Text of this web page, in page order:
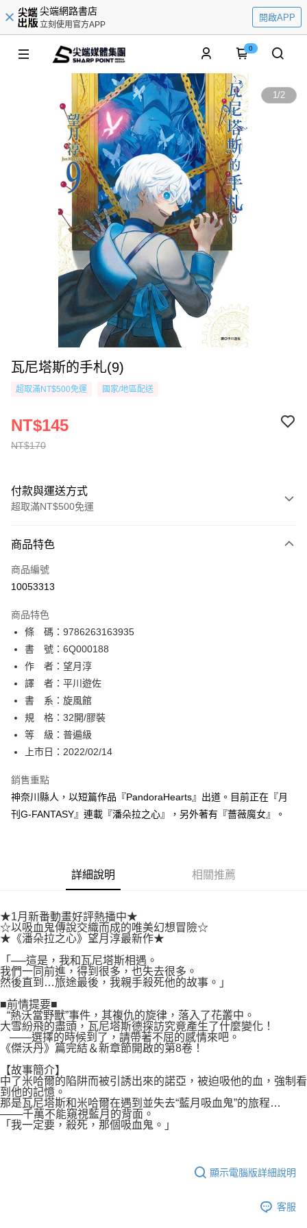
尖端網路書店
立刻使用官方APP
開啟APP
0
1/2
瓦尼塔斯的手札(9)
超取滿NT$500免運 國家/地區配送
NT$170
NT$145
付款與運送方式
超取滿NT$500免運
信用卡一次付款
超商取貨付款
相關說明
【關於「AFTEE先享後付」】
AFTEE先享後付是「在收到商品之後才付款」的支付方式。 讓您購物簡單
便利好安心！
１．簡單：不需註冊會員、不需綁卡、不需儲值。
２．便利：只要手機號碼，簡訊認證，即可結帳。
３．安心：先確認商品／服務後，再付款。
【「AFTEE先享後付」結帳流程】
１．於結帳方式選擇「AFTEE先享後付」後，將跳轉至「AFTEE先享後付」
結帳頁面，進行簡訊認證並確認金額後，即可完成結帳。
２．訂單成立數日內，您將收到繳費通知簡訊。
ATM／網路銀行／等多元方式進行付款，方視為交易完成。
※ 請注意：結帳手續完成當下不需立刻繳費，但若您需要取消訂單，請聯絡
購買商品的店家。未經商家同意取消之訂單仍視為有效，需透過AFTEE先享
後付繳納相關費用。
權轉讓予恩沛科技股份有限公司。
２．關於個人資料處理事宜，請瀏覽以下網址：
https://aftee.tw/terms/#terms3
３．未成年的使用者請事先徵得法定代理人或監護人之同意方可使用
「AFTEE先享後付」，若未經同意申辦者引起之損失，本公司不負相關責
任。
時審查核予不同之上限額度；若仍有額度不足之情形，本公司將視審查結果
請求用戶進行身份認證。
５．嚴禁一人註冊多個帳號或使用他人資訊註冊。若發現惡意使用之情形，
恩沛科技股份有限公司將有權停止該用戶之使用額度並採取法律行動。
ATM付款
運送方式
全家取貨付款
每筆NT$80，滿NT$500(含以上)免運費
付款後全家取貨
每筆NT$80，滿NT$500(含以上)免運費
付款後7-11取貨
每筆NT$80，滿NT$500(含以上)免運費
宅配
每筆NT$100，滿NT$800(含以上)免運費
國家/地區配送
商品特色
商品編號
10053313
商品特色
條 碼：9786263163935
書 號：6Q000188
作 者：望月淳
譯 者：平川遊佐
書 系：旋風館
規 格：32開/膠裝
等 級：普遍級
上市日：2022/02/14
銷售重點
神奈川縣人，以短篇作品『PandoraHearts』出道。目前正在『月
刊G-FANTASY』連載『潘朵拉之心』，另外著有『薔薇魔女』。
詳細說明 相關推薦
★1月新番動畫好評熱播中★
☆以吸血鬼傳說交織而成的唯美幻想冒險☆
★《潘朵拉之心》望月淳最新作★
「──這是，我和瓦尼塔斯相遇。
我們一同前進，得到很多，也失去很多。
然後直到…旅途最後，我親手殺死他的故事。」
■前情提要■
“熱沃當野獸”事件，其複仇的旋律，落入了花叢中。
大雪紛飛的盡頭，瓦尼塔斯德探訪究竟產生了什麼變化！
――選擇的時候到了，請帶著不屈的感情來吧。
《傑沃丹》篇完結＆新章節開啟的第8卷！
【故事簡介】
中了米哈爾的陷阱而被引誘出來的諾亞，被迫吸他的血，強制看
到他的記憶。
那是瓦尼塔斯和米哈爾在遇到並失去“藍月吸血鬼”的旅程…
───千萬不能窺視藍月的背面。
「我一定要，殺死，那個吸血鬼。」
顯示電腦版詳細說明
客服